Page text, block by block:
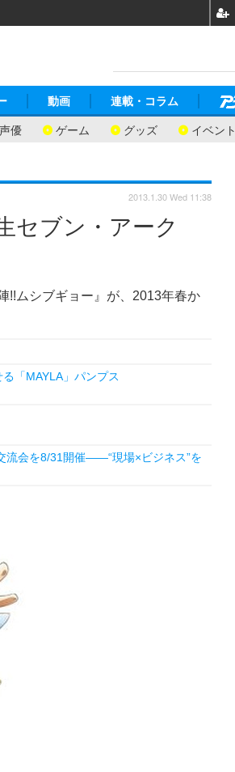
声優 ゲーム グッズ イベント
動画 連載・コラム
セブン・アーク
!!ムシブギョー』が、2013年春か
2013.1.30 Wed 11:38
「MAYLA」パンプス
流会を8/31開催――“現場×ビジネス”を